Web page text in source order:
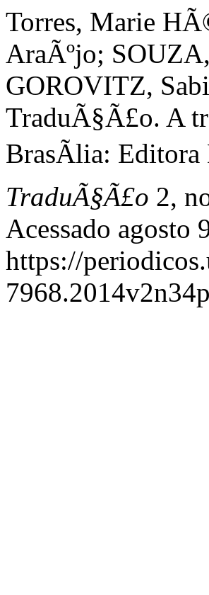
Torres, Marie
AraÃºjo;
GOROVITZ,
TraduÃ§Ã£o. A
BrasÃ­lia: Editora
TraduÃ§Ã£o 2,
Acessado agosto
https://